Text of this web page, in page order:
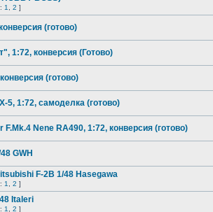
1 2 ]
(готово)
1:72, конверсия (Готово)
(готово)
5, 1:72, самоделка (готово)
F.Mk.4 Nene RA490, 1:72, конверсия (готово)
GWH
F-2В 1/48 Hasegawa
1 2 ]
Italeri
1 2 ]